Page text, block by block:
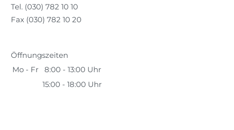
Tel. (030) 782 10 10
Fax (030) 782 10 20
Öffnungszeiten
Mo - Fr
8:00 - 13:00 Uhr
15:00 - 18:00 Uhr